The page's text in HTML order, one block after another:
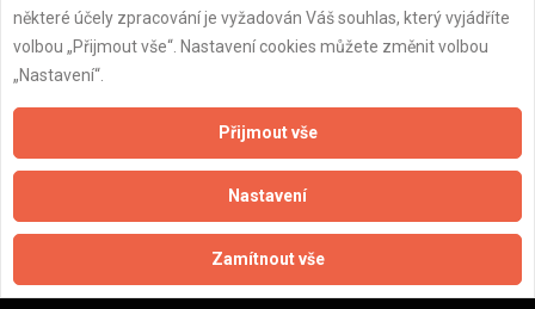
Důležité informace
Zásady pro používání souborů cookie
Obchodní podmínky (zprostředkování)
Obchodní podmínky (rozpočtování)
Reference
Naše excelové tabulky online
některé účely zpracování je vyžadován Váš souhlas, který vyjádříte
volbou „Přijmout vše“. Nastavení cookies můžete změnit volbou
„Nastavení“.
Přijmout vše
Nastavení
Zamítnout vše